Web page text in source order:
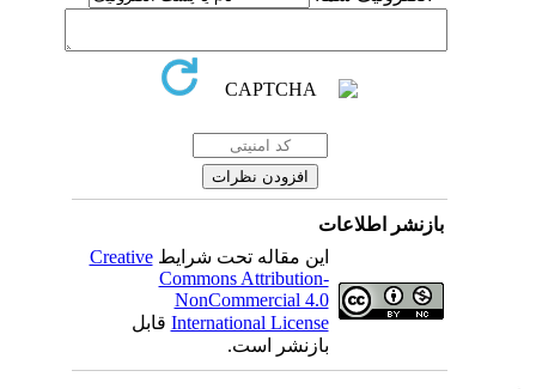
بازنشر اطلاعات
این مقاله تحت شرایطCreative
Commons Attribution-
NonCommercial 4.0
International Licenseقابل
بازنشر است.